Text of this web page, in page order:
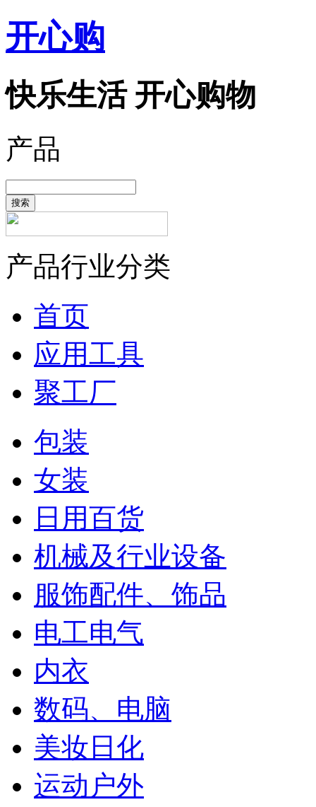
开心购
快乐生活 开心购物
产品
搜索
产品行业分类
首页
应用工具
聚工厂
包装
女装
日用百货
机械及行业设备
服饰配件、饰品
电工电气
内衣
数码、电脑
美妆日化
运动户外